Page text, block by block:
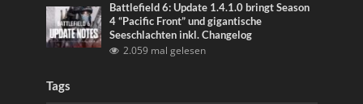
Battlefield 6: Update 1.4.1.0 bringt Season
4 “Pacific Front” und gigantische
Seeschlachten inkl. Changelog
2.059 mal gelesen
Tags